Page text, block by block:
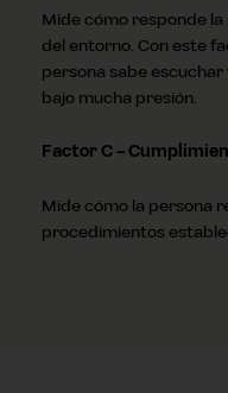
Mide cómo responde
del entorno. Con este
persona sabe
bajo mucha presión.
Factor C –
Mide cómo la persona
procedimientos